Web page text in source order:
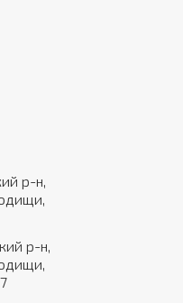
р-н,
р-н,
моих
данных
с